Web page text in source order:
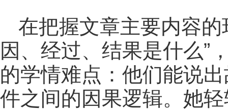
在把握文章主要内容
因、经过、结果是什么”
的学情难点：他们能说
件之间的因果逻辑。她